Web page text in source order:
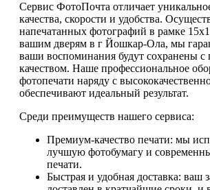
Сервис ФотоПочта отличает
качества, скорости и удобства.
напечатанных фотографий в рамке
вашим дверям в г Йошкар-Ола, мы
ваши воспоминания будут сохранены с
качеством. Наше профессиональное
фотопечати наряду с
обеспечивают идеальный результат.
Среди преимуществ нашего сервиса:
Премиум-качество печати: мы
лучшую фотобумагу и
печати.
Быстрая и удобная доставка: ваш